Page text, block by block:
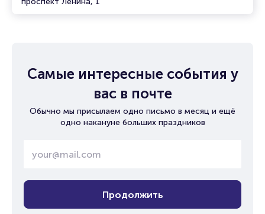
Самые интересные события у
вас в почте
Обычно мы присылаем одно письмо в месяц и ещё
одно накануне больших праздников
Продолжить